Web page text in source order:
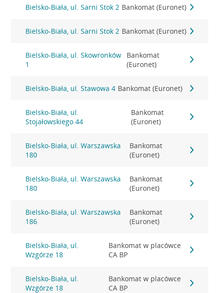
Bielsko-Biała, ul. Sarni Stok 2 Bankomat (Euronet)
Bielsko-Biała, ul. Sarni Stok 2 Bankomat (Euronet)
Bielsko-Biała, ul. Skowronków
1
Bankomat
(Euronet)
Bielsko-Biała, ul. Stawowa 4 Bankomat (Euronet)
Bielsko-Biała, ul.
Stojałowskiego 44
Bankomat
(Euronet)
Bielsko-Biała, ul. Warszawska
180
Bankomat
(Euronet)
Bielsko-Biała, ul. Warszawska
180
Bankomat
(Euronet)
Bielsko-Biała, ul. Warszawska
186
Bankomat
(Euronet)
Bielsko-Biała, ul.
Wzgórze 18
Bankomat w placówce
CA BP
Bielsko-Biała, ul.
Wzgórze 18
Bankomat w placówce
CA BP